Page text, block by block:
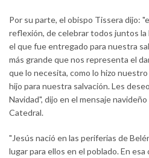
Por su parte, el obispo Tissera dijo:
reflexión, de celebrar todos juntos la
el que fue entregado para nuestra
más grande que nos representa el
que lo necesita, como lo hizo
hijo para nuestra salvación. Les
Navidad", dijo en el mensaje
Catedral.
"Jesús nació en las periferias de
lugar para ellos en el poblado. En